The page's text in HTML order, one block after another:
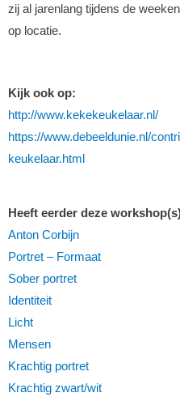
zij al jarenlang tijdens de
op locatie.
Kijk ook op:
http://www.kekekeukelaar.nl/
https://www.debeeldunie.nl/
keukelaar.html
Heeft eerder deze
Anton Corbijn
Portret – Formaat
Sober portret
Identiteit
Licht
Mensen
Krachtig portret
Krachtig zwart/wit